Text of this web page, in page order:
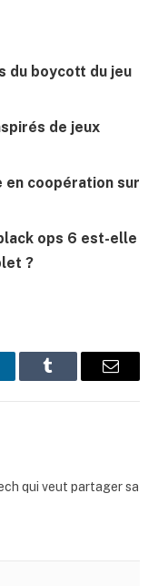
du boycott du jeu
de jeux
en coopération sur
ops 6 est-elle
?
Tumblr
E-
qui veut partager sa